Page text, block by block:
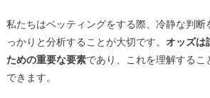
私たちはベッティングをする際、冷静な判断
っかりと分析することが大切です。 オッズは
ための重要な要素であり、これを理解する
できます。